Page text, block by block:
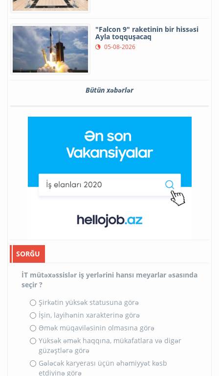
"Falcon 9" raketinin bir hissəsi
Ayla toqquşacaq
05-08-2026
Bütün xəbərlər
SORĞU
İT mütəxəssislər iş yerlərini hansı meyarlar əsasında
seçir ?
Şirkətin yüksək statusuna görə
İşin, layihənin xarakterinə görə
Əmək müqaviləsinin olmasına görə
Yüksək əmək haqqına, mükafatlara və digər
güzəştlərə görə
Gələcək karyerası üçün əhəmiyyət kəsb
etdiyinə görə